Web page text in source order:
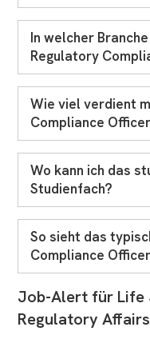
In welcher
Regulatory
Wie viel verdient
Compliance
Wo kann ich das
Studienfach?
So sieht das
Compliance
Job-Alert für Life
Regulatory Affairs